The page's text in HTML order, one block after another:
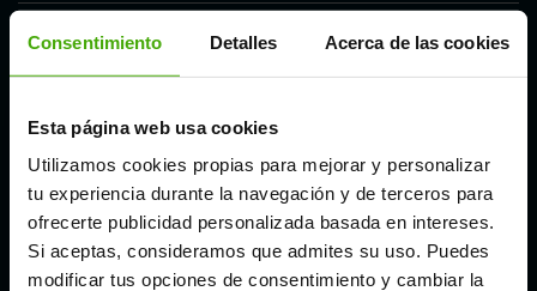
Consentimiento Detalles Acerca de las cookies
Esta página web usa cookies
Utilizamos cookies propias para mejorar y personalizar
tu experiencia durante la navegación y de terceros para
ofrecerte publicidad personalizada basada en intereses.
Si aceptas, consideramos que admites su uso. Puedes
modificar tus opciones de consentimiento y cambiar la
Córdoba
Madrid
Málaga
Valencia